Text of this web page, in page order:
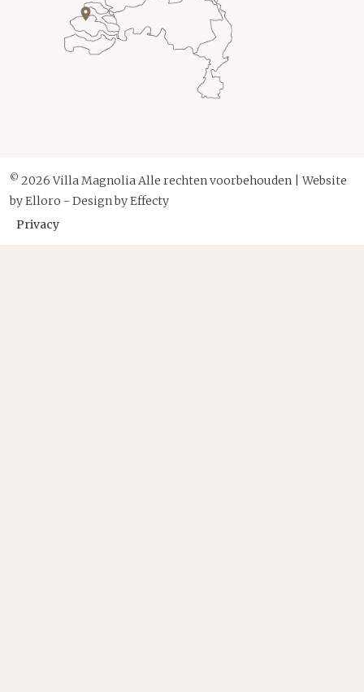
© 2026 Villa Magnolia Alle rechten voorbehouden | Website
byElloro - Design byEffecty
Privacy